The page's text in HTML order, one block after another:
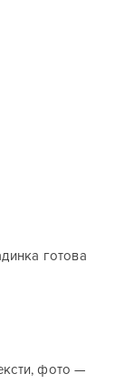
готова
фото —